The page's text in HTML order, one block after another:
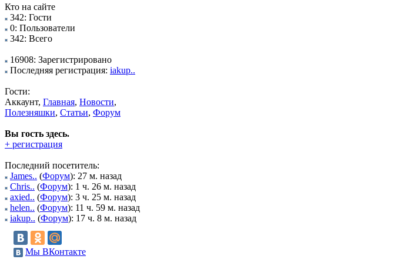
Кто на сайте
342: Гости
0: Пользователи
342: Всего
16908: Зарегистрировано
Последняя регистрация: iakup..
Гости:
Аккаунт, Главная, Новости,
Полезняшки, Статьи, Форум
Вы гость здесь.
+ регистрация
Последний посетитель:
James.. (Форум): 27 м. назад
Chris.. (Форум): 1 ч. 26 м. назад
axied.. (Форум): 3 ч. 25 м. назад
helen.. (Форум): 11 ч. 59 м. назад
iakup.. (Форум): 17 ч. 8 м. назад
Мы ВКонтакте